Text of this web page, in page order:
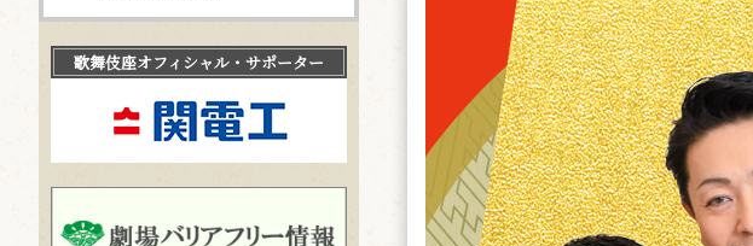
歌舞伎座オフィシャル・サポーター